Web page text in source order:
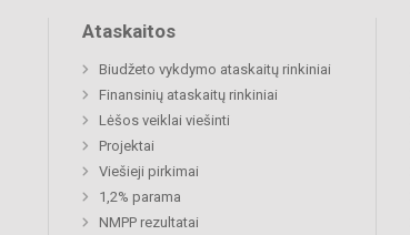
Ataskaitos
Biudžeto vykdymo ataskaitų rinkiniai
Finansinių ataskaitų rinkiniai
Lėšos veiklai viešinti
Projektai
Viešieji pirkimai
1,2% parama
NMPP rezultatai